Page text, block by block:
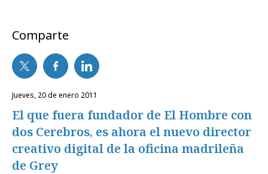
Comparte
jueves, 20 de enero 2011
El que fuera fundador de El Hombre con
dos Cerebros, es ahora el nuevo director
creativo digital de la oficina madrileña
de Grey